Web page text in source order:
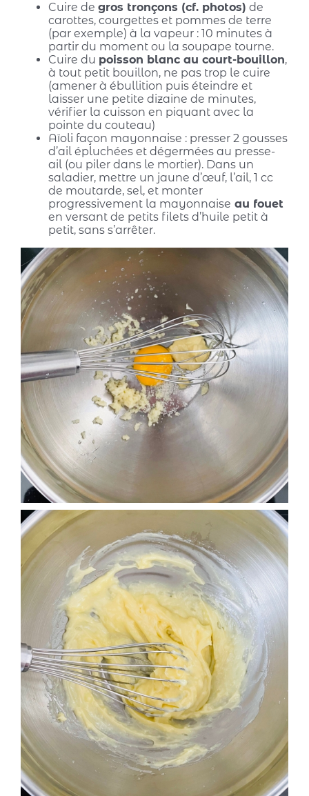
Cuire de gros tronçons (cf. photos) de
carottes, courgettes et pommes de terre
(par exemple) à la vapeur : 10 minutes à
partir du moment ou la soupape tourne.
Cuire du poisson blanc au court-bouillon,
à tout petit bouillon, ne pas trop le cuire
(amener à ébullition puis éteindre et
laisser une petite dizaine de minutes,
vérifier la cuisson en piquant avec la
pointe du couteau)
Aïoli façon mayonnaise : presser 2 gousses
d’ail épluchées et dégermées au presse-
ail (ou piler dans le mortier). Dans un
saladier, mettre un jaune d’œuf, l’ail, 1 cc
de moutarde, sel, et monter
progressivement la mayonnaise au fouet
en versant de petits filets d’huile petit à
petit, sans s’arrêter.